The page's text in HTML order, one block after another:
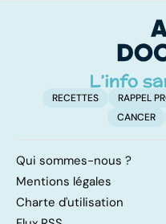
RECETTES RAPPEL
CANCER
Qui sommes-nous ?
Mentions légales
Charte d'utilisation